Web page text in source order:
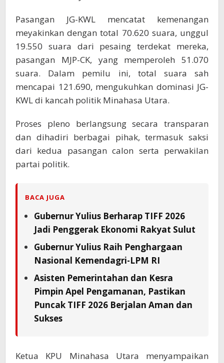
Pasangan JG-KWL mencatat kemenangan
meyakinkan dengan total 70.620 suara, unggul
19.550 suara dari pesaing terdekat mereka,
pasangan MJP-CK, yang memperoleh 51.070
suara. Dalam pemilu ini, total suara sah
mencapai 121.690, mengukuhkan dominasi JG-
KWL di kancah politik Minahasa Utara.
Proses pleno berlangsung secara transparan
dan dihadiri berbagai pihak, termasuk saksi
dari kedua pasangan calon serta perwakilan
partai politik.
BACA JUGA
Gubernur Yulius Berharap TIFF 2026
Jadi Penggerak Ekonomi Rakyat Sulut
Gubernur Yulius Raih Penghargaan
Nasional Kemendagri-LPM RI
Asisten Pemerintahan dan Kesra
Pimpin Apel Pengamanan, Pastikan
Puncak TIFF 2026 Berjalan Aman dan
Sukses
Ketua KPU Minahasa Utara menyampaikan